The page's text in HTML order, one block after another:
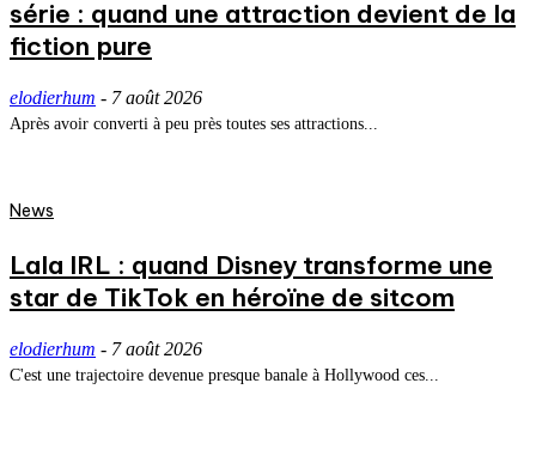
série : quand une attraction devient de la
fiction pure
elodierhum - 7 août 2026
Après avoir converti à peu près toutes ses attractions...
News
Lala IRL : quand Disney transforme une
star de TikTok en héroïne de sitcom
elodierhum - 7 août 2026
C'est une trajectoire devenue presque banale à Hollywood ces...